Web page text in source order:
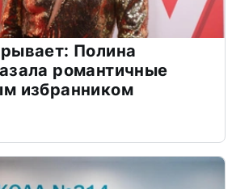
Полина
романтичные
избранником